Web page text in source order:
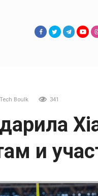
Tech Boulk 341
и